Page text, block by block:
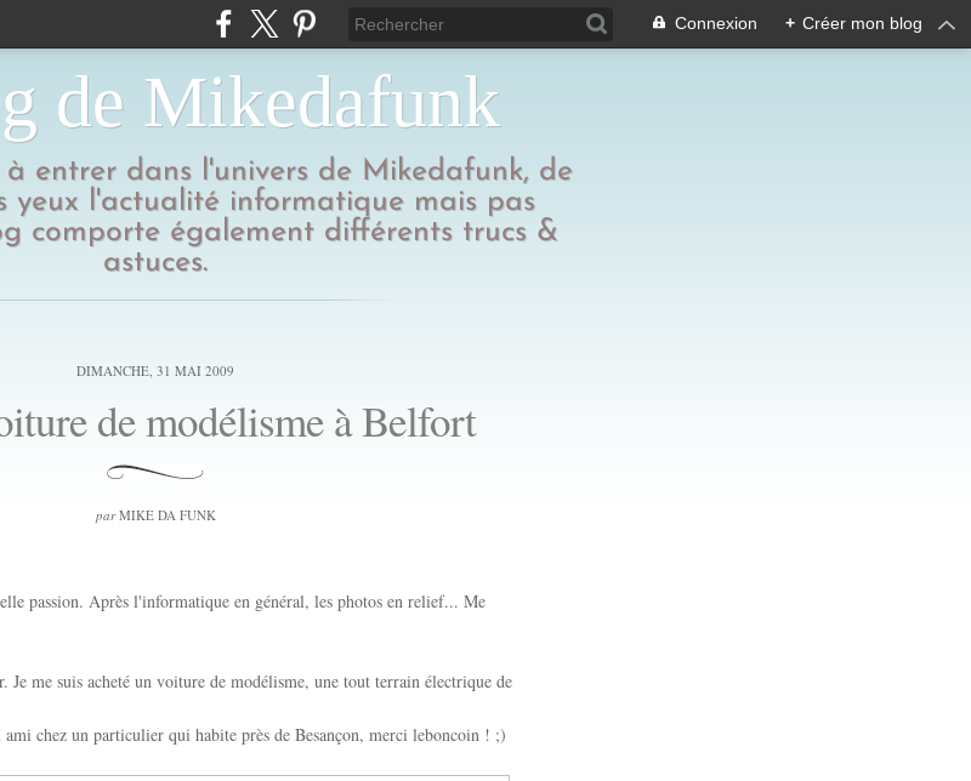
Connexion + Créer mon blog
de Mikedafunk
entrer dans l'univers de Mikedafunk, de
yeux l'actualité informatique mais pas
comporte également différents trucs &
astuces.
DIMANCHE, 31 MAI 2009
de modélisme à Belfort
parMIKE DA FUNK
passion. Après l'informatique en général, les photos en relief... Me
me suis acheté un voiture de modélisme, une tout terrain électrique de
ami chez un particulier qui habite près de Besançon, merci leboncoin ! ;)